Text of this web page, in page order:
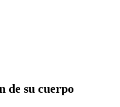
de su cuerpo